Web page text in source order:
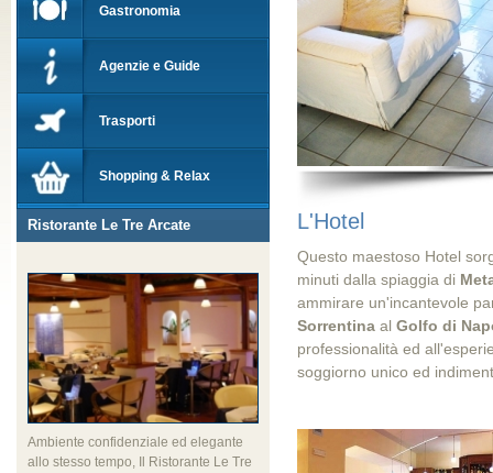
L'Hotel
Questo maestoso Hotel
minuti dalla spiaggia di
ammirare un'incantevole
Sorrentina al Golfo di
professionalità ed
soggiorno unico ed
Gastronomia
Agenzie e Guide
Trasporti
Shopping & Relax
Ristorante Le Tre Arcate
Ambiente confidenziale ed elegante
allo stesso tempo, Il Ristorante Le Tre